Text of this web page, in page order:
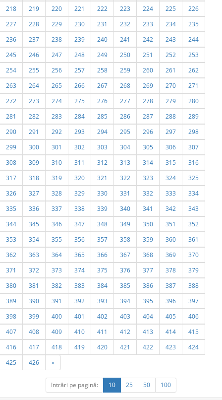
218
219 220 221 222 223 224 225
226
227
228 229 230 231 232 233 234
235
236
237 238 239 240 241 242 243
244
245
246 247 248 249 250 251 252
253
254
255 256 257 258 259 260 261
262
263
264 265 266 267 268 269 270
271
272
273 274 275 276 277 278 279
280
281
282 283 284 285 286 287 288
289
290
291 292 293 294 295 296 297
298
299
300 301 302 303 304 305 306
307
308
309 310 311 312 313 314 315
316
317
318 319 320 321 322 323 324
325
326
327 328 329 330 331 332 333
334
335
336 337 338 339 340 341 342
343
344
345 346 347 348 349 350 351
352
353
354 355 356 357 358 359 360
361
362
363 364 365 366 367 368 369
370
371
372 373 374 375 376 377 378
379
380
381 382 383 384 385 386 387
388
389
390 391 392 393 394 395 396
397
398
399 400 401 402 403 404 405
406
407
408 409 410 411 412 413 414
415
416
417 418 419 420 421 422 423
424
425
426 »
Intrări pe pagină: 10 25 50 100